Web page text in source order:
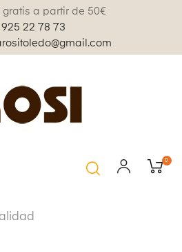
gratis a partir de 50€
925 22 78 73
0